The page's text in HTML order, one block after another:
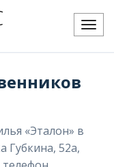
Меню
«Эталон» в
Губкина, 52а,